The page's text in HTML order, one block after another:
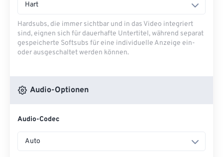
Hart
Hardsubs, die immer sichtbar und in das Video integriert
sind, eignen sich für dauerhafte Untertitel, während separat
gespeicherte Softsubs für eine individuelle Anzeige ein-
oder ausgeschaltet werden können.
Audio-Optionen
Audio-Codec
Auto